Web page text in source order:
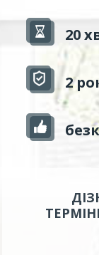
20
2